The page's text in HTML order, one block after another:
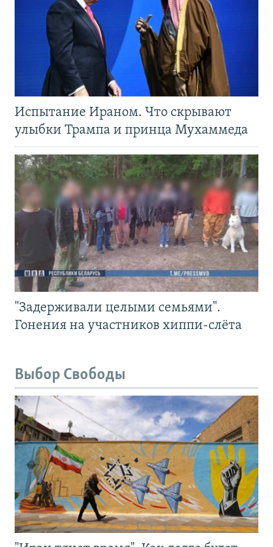
Испытание Ираном. Что скрывают
улыбки Трампа и принца Мухаммеда
"Задерживали целыми семьями".
Гонения на участников хиппи-слёта
Выбор Свободы